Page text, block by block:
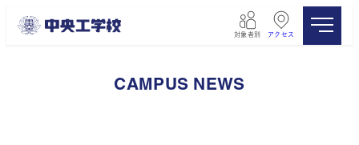
対象者別 アクセス
CAMPUS NEWS